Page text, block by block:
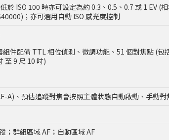
於 ISO 100 時亦可設定為約 0.3、0.5、0.7 或 1 EV (
；亦可選用自動 ISO 感光度控制
件配備 TTL 相位偵測、微調功能、51 個對焦點 (包
至 9 尺 10 吋)
A)、預估追蹤對焦會按照主體狀態自動啟動、手動
；群組區域 AF；自動區域 AF